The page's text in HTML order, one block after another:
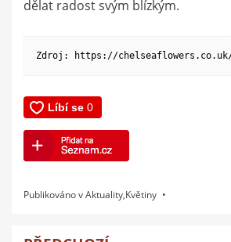
dělat radost svým blízkým.
Zdroj: https://
Publikováno vAktuality,Květiny